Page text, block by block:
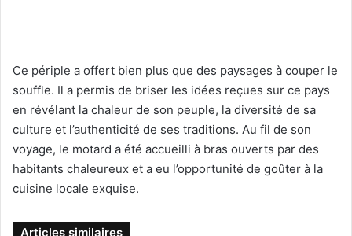
Ce périple a offert bien plus que des paysages à couper le
souffle. Il a permis de briser les idées reçues sur ce pays
en révélant la chaleur de son peuple, la diversité de sa
culture et l’authenticité de ses traditions. Au fil de son
voyage, le motard a été accueilli à bras ouverts par des
habitants chaleureux et a eu l’opportunité de goûter à la
cuisine locale exquise.
Articles similaires